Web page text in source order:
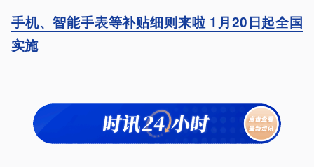
手机、智能手表等补贴细则来啦 1月20日起全国
实施